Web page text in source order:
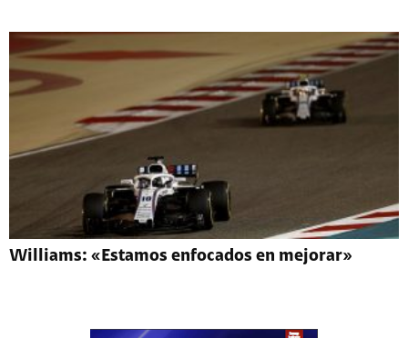
Williams: «Estamos enfocados en mejorar»